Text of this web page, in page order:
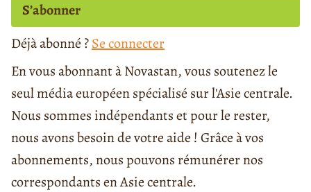
S’abonner
Déjà abonné ?Se connecter
En vous abonnant à Novastan, vous soutenez le
seul média européen spécialisé sur l'Asie centrale.
Nous sommes indépendants et pour le rester,
nous avons besoin de votre aide ! Grâce à vos
abonnements, nous pouvons rémunérer nos
correspondants en Asie centrale.